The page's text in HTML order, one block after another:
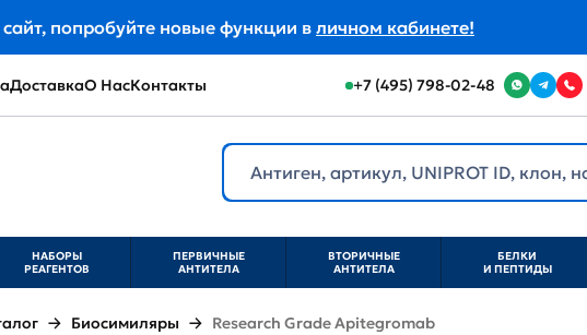
попробуйте новые функции вличном кабинете!
ДоставкаО НасКонтакты +7 (495) 798-02-48
НАБОРЫ
РЕАГЕНТОВ
ПЕРВИЧНЫЕ
АНТИТЕЛА
ВТОРИЧНЫЕ
АНТИТЕЛА
БЕЛКИ
И ПЕПТИДЫ
Биосимиляры Research Grade Apitegromab